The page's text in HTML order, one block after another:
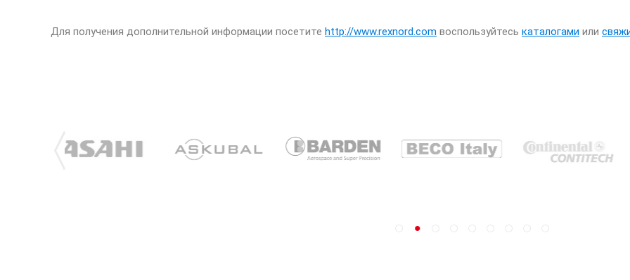
Для получения дополнительной информации посетите http://www.rexnord.com воспользуйтесь каталогами или